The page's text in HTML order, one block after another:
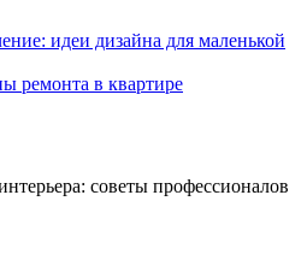
идеи дизайна для маленькой
ремонта в квартире